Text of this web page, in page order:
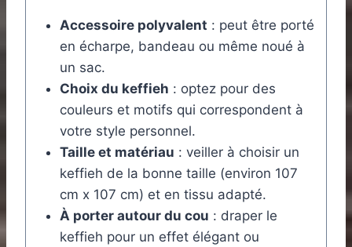
Accessoire polyvalent : peut être porté
en écharpe, bandeau ou même noué à
un sac.
Choix du keffieh : optez pour des
couleurs et motifs qui correspondent à
votre style personnel.
Taille et matériau : veiller à choisir un
keffieh de la bonne taille (environ 107
cm x 107 cm) et en tissu adapté.
À porter autour du cou : draper le
keffieh pour un effet élégant ou